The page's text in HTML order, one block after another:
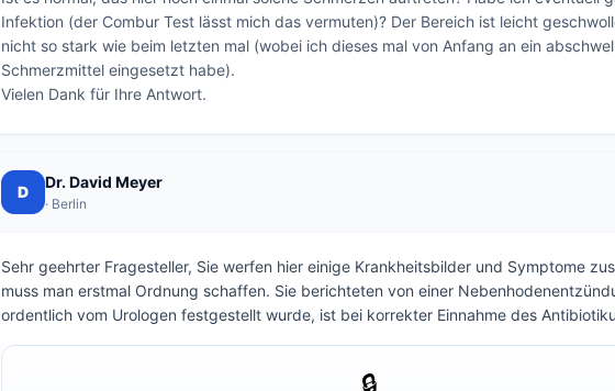
Infektion (der Combur Test lässt mich das vermuten)? Der Bereich ist leicht
nicht so stark wie beim letzten mal (wobei ich dieses mal von Anfang an ein
Schmerzmittel eingesetzt habe).
Vielen Dank für Ihre Antwort.
D
Dr. David Meyer
· Berlin
Sehr geehrter Fragesteller, Sie werfen hier einige Krankheitsbilder und Symptome
muss man erstmal Ordnung schaffen. Sie berichteten von einer
ordentlich vom Urologen festgestellt wurde, ist bei korrekter Einnahme des